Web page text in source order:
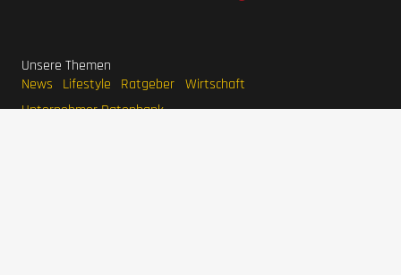
Unsere Themen
News
Lifestyle Ratgeber Wirtschaft
Unternehmer Datenbank